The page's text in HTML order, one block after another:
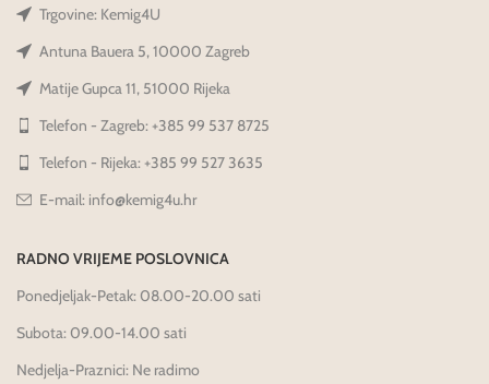
Trgovine: Kemig4U
Antuna Bauera 5, 10000 Zagreb
Matije Gupca 11, 51000 Rijeka
Telefon - Zagreb: +385 99 537 8725
Telefon - Rijeka: +385 99 527 3635
E-mail: info@kemig4u.hr
RADNO VRIJEME POSLOVNICA
Ponedjeljak-Petak: 08.00-20.00 sati
Subota: 09.00-14.00 sati
Nedjelja-Praznici: Ne radimo